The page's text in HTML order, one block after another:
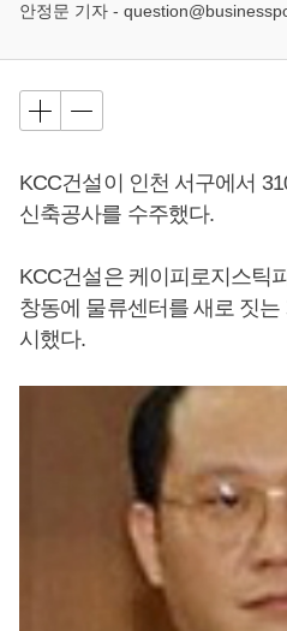
안정문 기자 -
KCC건설이 인천 서구에서
신축공사를 수주했다.
KCC건설은 케이피로지스틱
창동에 물류센터를 새로 짓
시했다.